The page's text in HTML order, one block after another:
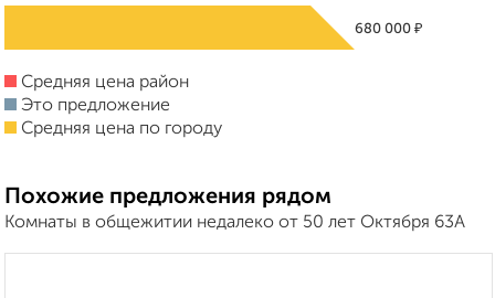
680 000₽
Средняя цена район
Это предложение
Средняя цена по городу
Похожие предложения рядом
Комнаты в общежитии недалеко от 50 лет Октября 63А